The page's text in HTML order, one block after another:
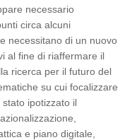
necessario
circa alcuni
necessitano di un nuovo
al fine di riaffermare il
ricerca per il futuro del
su cui focalizzare
stato ipotizzato il
e piano digitale,